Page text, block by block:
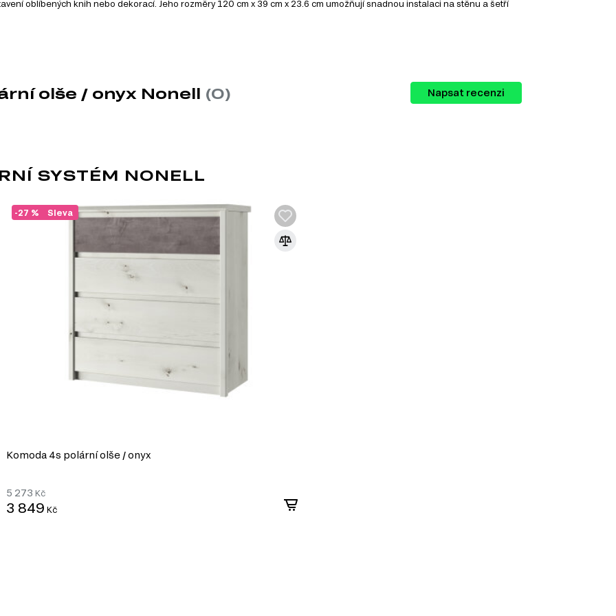
oblíbených knih nebo dekorací. Jeho rozměry 120 cm x 39 cm x 23.6 cm umožňují snadnou instalaci na stěnu a šetří
zahrnuje celkem 15 produktů. V rámci této série si můžete vybírat z různých kategorií, které
na Dubok.cz, který splní vaše očekávání v oblasti moderního a funkčního designu.
v nábytkářském
nebo jiném stylu díky
olše / onyx Nonell (0) Napsat recenzi
SYSTÉM NONELL
Sleva
-27 %
Komoda 4s polární olše / onyx
5 273 Kč
3 849 Kč